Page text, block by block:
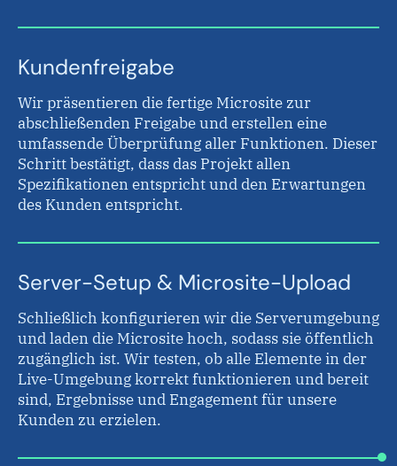
Kundenfreigabe
Wir präsentieren die fertige Microsite zur
abschließenden Freigabe und erstellen eine
umfassende Überprüfung aller Funktionen. Dieser
Schritt bestätigt, dass das Projekt allen
Spezifikationen entspricht und den Erwartungen
des Kunden entspricht.
Server-Setup & Microsite-Upload
Schließlich konfigurieren wir die Serverumgebung
und laden die Microsite hoch, sodass sie öffentlich
zugänglich ist. Wir testen, ob alle Elemente in der
Live-Umgebung korrekt funktionieren und bereit
sind, Ergebnisse und Engagement für unsere
Kunden zu erzielen.